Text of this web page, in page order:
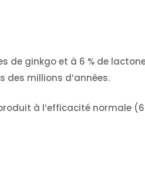
ginkgo et à 6 % de
des millions d’années.
à l’efficacité normale